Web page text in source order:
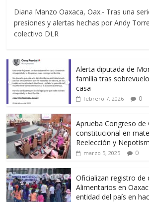
Diana Manzo Oaxaca, Oax.- Tras una
presiones y alertas hechas por Andy
colectivo DLR
Alerta diputada de
familia tras
casa
febrero 7, 2026 0
Aprueba Congreso
constitucional en
Reelección y
marzo 5, 2025 0
Oficializan registro de
Alimentarios en
entidad del país en